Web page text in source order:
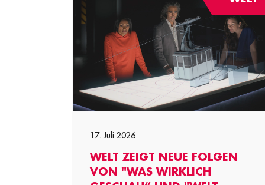
17. Juli 2026
WELT ZEIGT NEUE FOLGEN
VON "WAS WIRKLICH